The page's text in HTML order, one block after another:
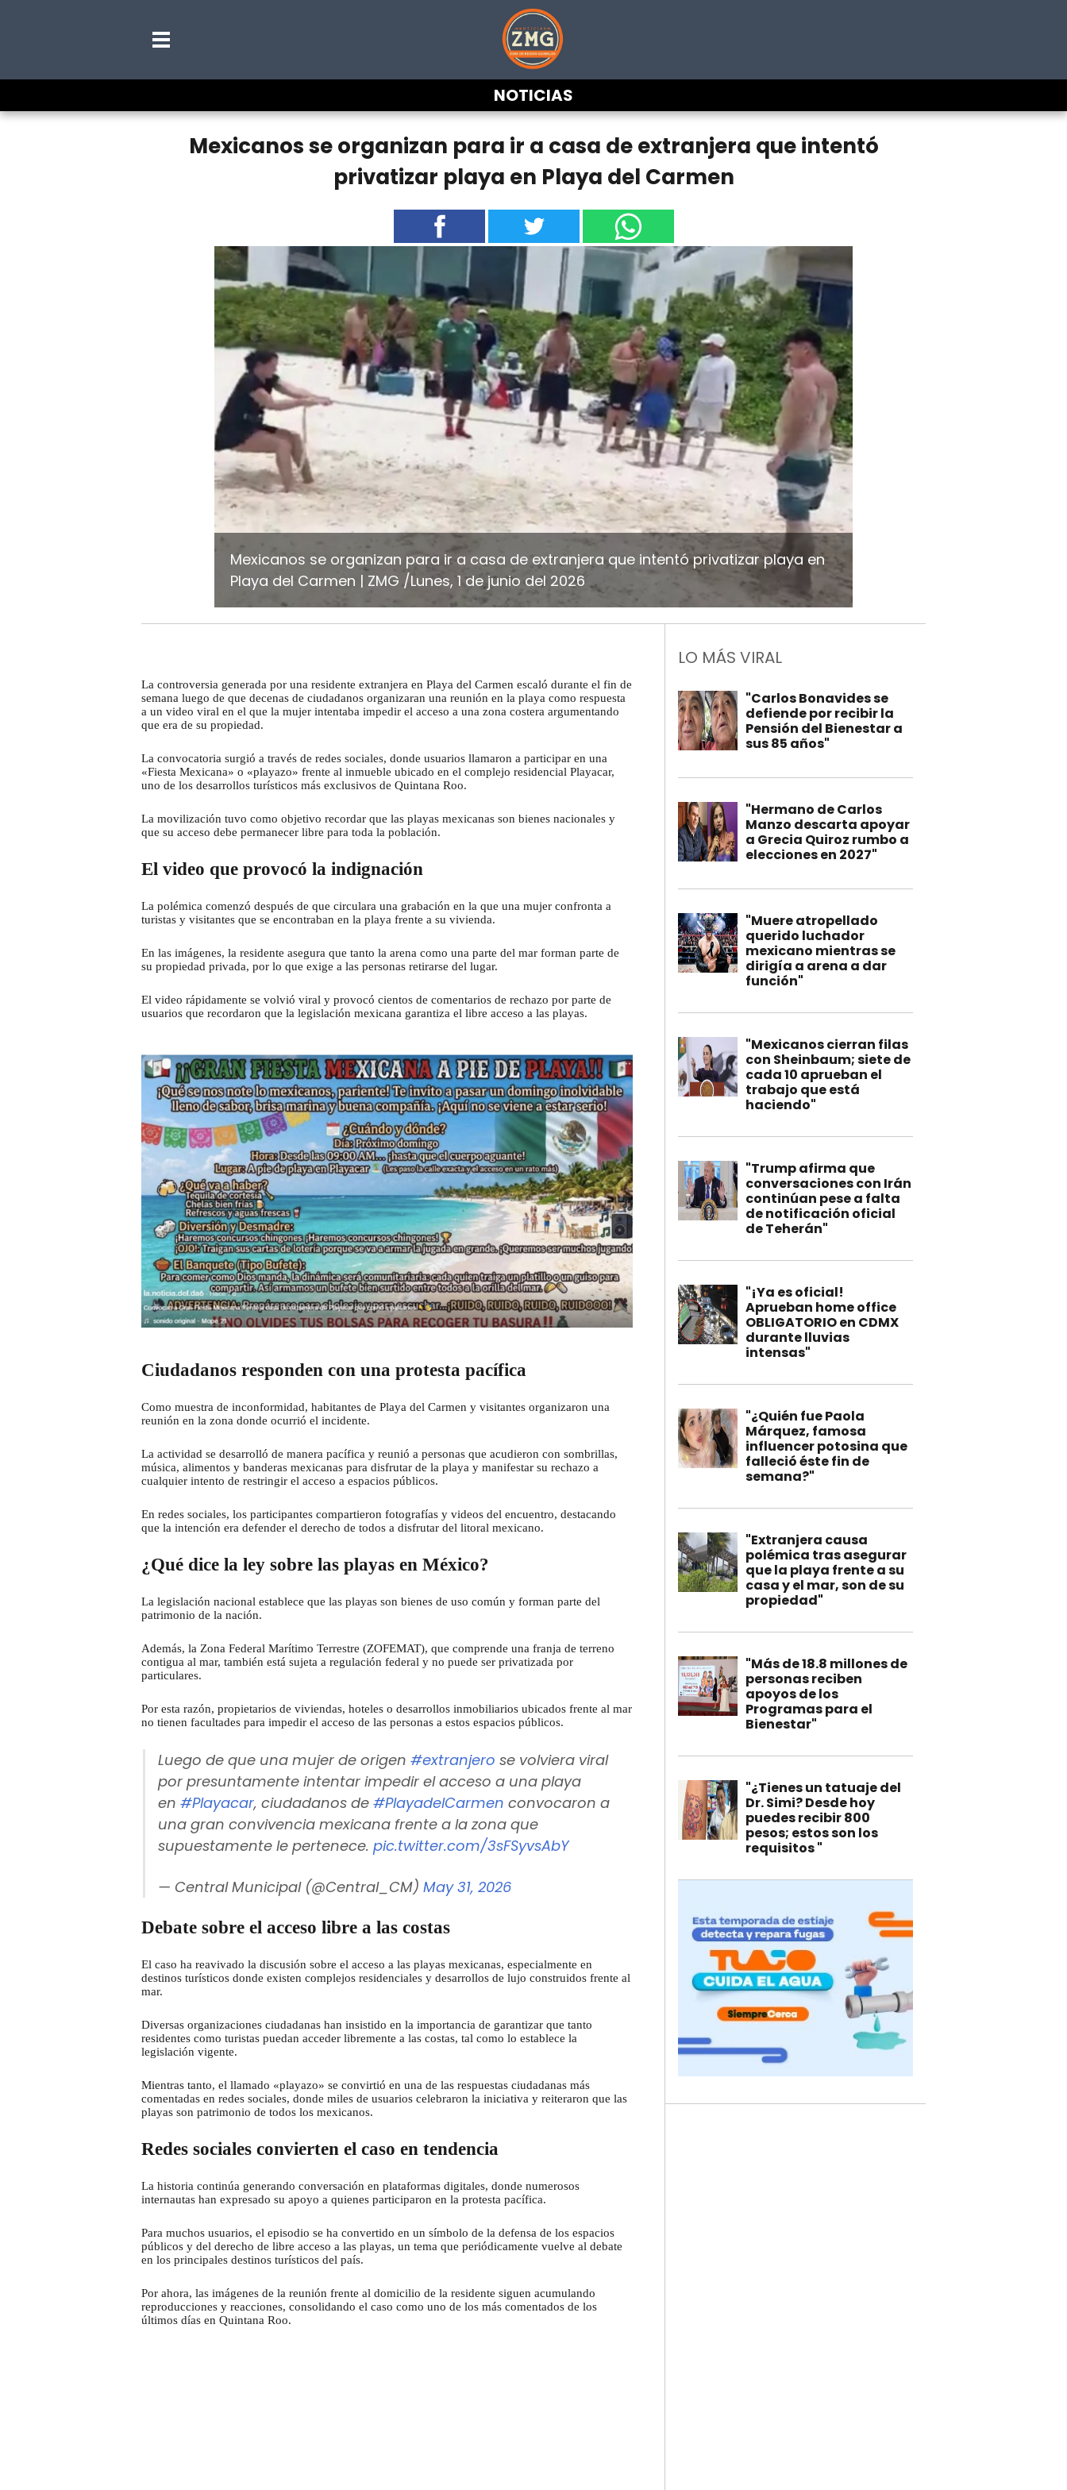
NOTICIAS
Mexicanos se organizan para ir a casa de extranjera que intentó
privatizar playa en Playa del Carmen
Mexicanos se organizan para ir a casa de extranjera que intentó privatizar playa en
Playa del Carmen
ZMG /Lunes, 1 de junio del 2026
La controversia generada por una residente extranjera en Playa del Carmen escaló durante el fin de
semana luego de que decenas de ciudadanos organizaran una reunión en la playa como respuesta
a un video viral en el que la mujer intentaba impedir el acceso a una zona costera argumentando
que era de su propiedad.
La convocatoria surgió a través de redes sociales, donde usuarios llamaron a participar en una
«Fiesta Mexicana» o «playazo» frente al inmueble ubicado en el complejo residencial Playacar,
uno de los desarrollos turísticos más exclusivos de Quintana Roo.
La movilización tuvo como objetivo recordar que las playas mexicanas son bienes nacionales y
que su acceso debe permanecer libre para toda la población.
El video que provocó la indignación
La polémica comenzó después de que circulara una grabación en la que una mujer confronta a
turistas y visitantes que se encontraban en la playa frente a su vivienda.
En las imágenes, la residente asegura que tanto la arena como una parte del mar forman parte de
su propiedad privada, por lo que exige a las personas retirarse del lugar.
El video rápidamente se volvió viral y provocó cientos de comentarios de rechazo por parte de
usuarios que recordaron que la legislación mexicana garantiza el libre acceso a las playas.
Ciudadanos responden con una protesta pacífica
Como muestra de inconformidad, habitantes de Playa del Carmen y visitantes organizaron una
reunión en la zona donde ocurrió el incidente.
La actividad se desarrolló de manera pacífica y reunió a personas que acudieron con sombrillas,
música, alimentos y banderas mexicanas para disfrutar de la playa y manifestar su rechazo a
cualquier intento de restringir el acceso a espacios públicos.
En redes sociales, los participantes compartieron fotografías y videos del encuentro, destacando
que la intención era defender el derecho de todos a disfrutar del litoral mexicano.
¿Qué dice la ley sobre las playas en México?
La legislación nacional establece que las playas son bienes de uso común y forman parte del
patrimonio de la nación.
Además, la Zona Federal Marítimo Terrestre (ZOFEMAT), que comprende una franja de terreno
contigua al mar, también está sujeta a regulación federal y no puede ser privatizada por
particulares.
Por esta razón, propietarios de viviendas, hoteles o desarrollos inmobiliarios ubicados frente al mar
no tienen facultades para impedir el acceso de las personas a estos espacios públicos.
Luego de que una mujer de origen #extranjero se volviera viral
por presuntamente intentar impedir el acceso a una playa
en #Playacar, ciudadanos de #PlayadelCarmen convocaron a
una gran convivencia mexicana frente a la zona que
supuestamente le pertenece. pic.twitter.com/3sFSyvsAbY
— Central Municipal (@Central_CM) May 31, 2026
Debate sobre el acceso libre a las costas
El caso ha reavivado la discusión sobre el acceso a las playas mexicanas, especialmente en
destinos turísticos donde existen complejos residenciales y desarrollos de lujo construidos frente al
mar.
Diversas organizaciones ciudadanas han insistido en la importancia de garantizar que tanto
residentes como turistas puedan acceder libremente a las costas, tal como lo establece la
legislación vigente.
Mientras tanto, el llamado «playazo» se convirtió en una de las respuestas ciudadanas más
comentadas en redes sociales, donde miles de usuarios celebraron la iniciativa y reiteraron que las
playas son patrimonio de todos los mexicanos.
Redes sociales convierten el caso en tendencia
La historia continúa generando conversación en plataformas digitales, donde numerosos
internautas han expresado su apoyo a quienes participaron en la protesta pacífica.
Para muchos usuarios, el episodio se ha convertido en un símbolo de la defensa de los espacios
públicos y del derecho de libre acceso a las playas, un tema que periódicamente vuelve al debate
en los principales destinos turísticos del país.
Por ahora, las imágenes de la reunión frente al domicilio de la residente siguen acumulando
reproducciones y reacciones, consolidando el caso como uno de los más comentados de los
últimos días en Quintana Roo.
LO MÁS VIRAL
"Carlos Bonavides se
defiende por recibir la
Pensión del Bienestar a
sus 85 años"
"Hermano de Carlos
Manzo descarta apoyar
a Grecia Quiroz rumbo a
elecciones en 2027"
"Muere atropellado
querido luchador
mexicano mientras se
dirigía a arena a dar
función"
"Mexicanos cierran filas
con Sheinbaum; siete de
cada 10 aprueban el
trabajo que está
haciendo"
"Trump afirma que
conversaciones con Irán
continúan pese a falta
de notificación oficial
de Teherán"
"¡Ya es oficial!
Aprueban home office
OBLIGATORIO en CDMX
durante lluvias
intensas"
"¿Quién fue Paola
Márquez, famosa
influencer potosina que
falleció éste fin de
semana?"
"Extranjera causa
polémica tras asegurar
que la playa frente a su
casa y el mar, son de su
propiedad"
"Más de 18.8 millones de
personas reciben
apoyos de los
Programas para el
Bienestar"
"¿Tienes un tatuaje del
Dr. Simi? Desde hoy
puedes recibir 800
pesos; estos son los
requisitos "